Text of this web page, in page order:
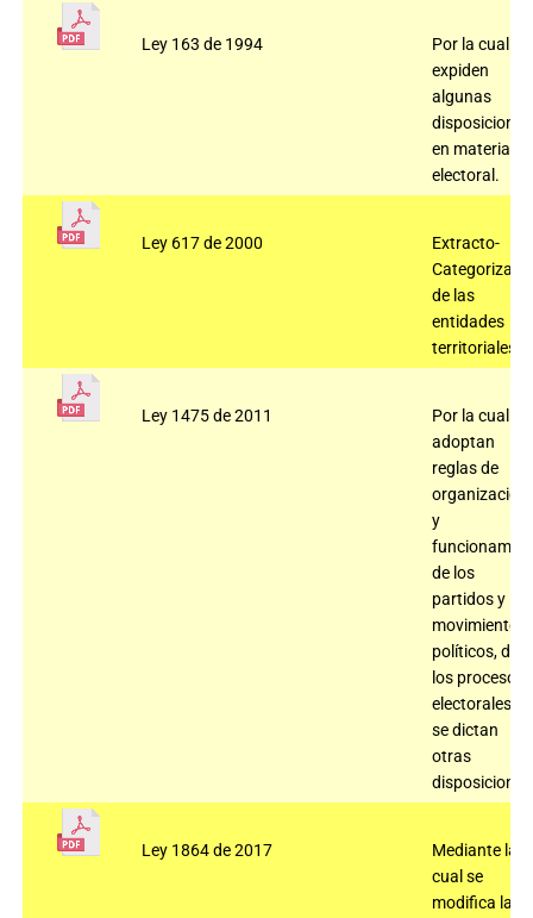
Ley 163 de 1994
Por la cual se
expiden
algunas
disposiciones
en materia
electoral.
Ley 617 de 2000
Extracto-
de las
entidades
territoriales.
Ley 1475 de 2011
Por la cual se
adoptan
reglas de
organización
y
de los
partidos y
movimientos
políticos, de
los procesos
electorales y
se dictan
otras
Ley 1864 de 2017
Mediante la
cual se
modifica la